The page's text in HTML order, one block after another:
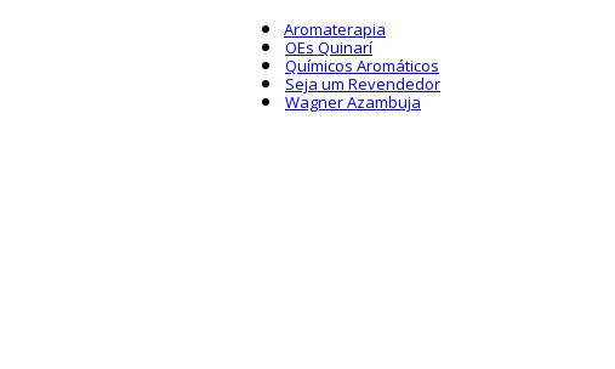
Aromaterapia
OEs Quinarí
Químicos Aromáticos
Seja um Revendedor
Wagner Azambuja